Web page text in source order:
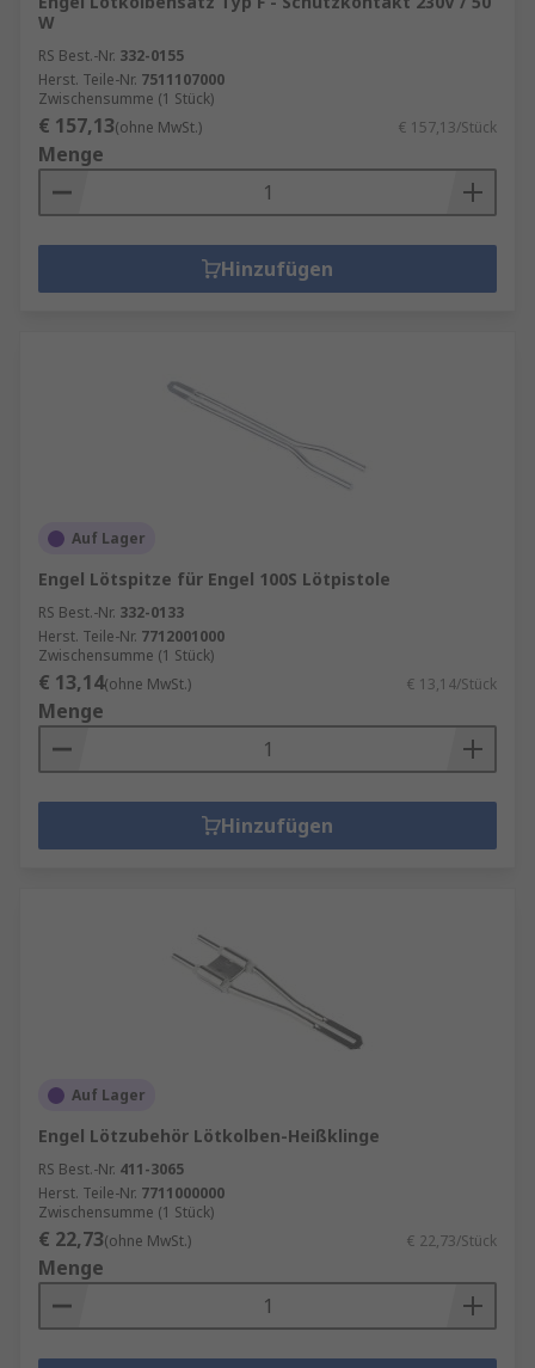
W
RS Best.-Nr. 332-0155
Herst. Teile-Nr. 7511107000
Zwischensumme (1 Stück)
€ 157,13(ohne MwSt.) € 157,13/Stück
Menge
Hinzufügen
Auf Lager
Engel Lötspitze für Engel 100S Lötpistole
RS Best.-Nr. 332-0133
Herst. Teile-Nr. 7712001000
Zwischensumme (1 Stück)
€ 13,14(ohne MwSt.) € 13,14/Stück
Menge
Hinzufügen
Auf Lager
Engel Lötzubehör Lötkolben-Heißklinge
RS Best.-Nr. 411-3065
Herst. Teile-Nr. 7711000000
Zwischensumme (1 Stück)
€ 22,73(ohne MwSt.) € 22,73/Stück
Menge